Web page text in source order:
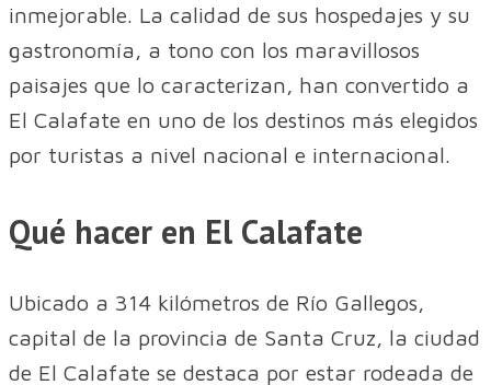
inmejorable. La calidad de sus hospedajes y su
gastronomía, a tono con los maravillosos
paisajes que lo caracterizan, han convertido a
El Calafate en uno de los destinos más elegidos
por turistas a nivel nacional e internacional.
Qué hacer en El Calafate
Ubicado a 314 kilómetros de Río Gallegos,
capital de la provincia de Santa Cruz, la ciudad
de El Calafate se destaca por estar rodeada de